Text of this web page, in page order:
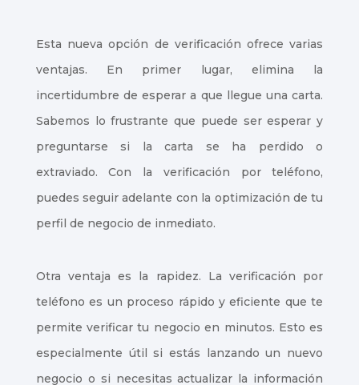
Esta nueva opción de verificación ofrece varias
ventajas. En primer lugar, elimina la
incertidumbre de esperar a que llegue una carta.
Sabemos lo frustrante que puede ser esperar y
preguntarse si la carta se ha perdido o
extraviado. Con la verificación por teléfono,
puedes seguir adelante con la optimización de tu
perfil de negocio de inmediato.
Otra ventaja es la rapidez. La verificación por
teléfono es un proceso rápido y eficiente que te
permite verificar tu negocio en minutos. Esto es
especialmente útil si estás lanzando un nuevo
negocio o si necesitas actualizar la información